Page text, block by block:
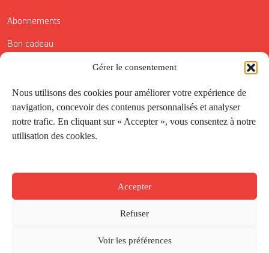
Gérer le consentement
Nous utilisons des cookies pour améliorer votre expérience de
navigation, concevoir des contenus personnalisés et analyser
notre trafic. En cliquant sur « Accepter », vous consentez à notre
utilisation des cookies.
Accepter
Refuser
Voir les préférences
Abonnements
Bon cadeau
Conditions générales de vente
Réductions de la Carte Côté Courrier
Application